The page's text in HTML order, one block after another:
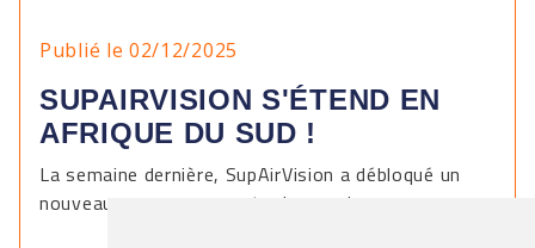
Publié le 02/12/2025
SUPAIRVISION S'ÉTEND EN
AFRIQUE DU SUD !
La semaine dernière, SupAirVision a débloqué un
nouveau pays sur sa carte du monde.